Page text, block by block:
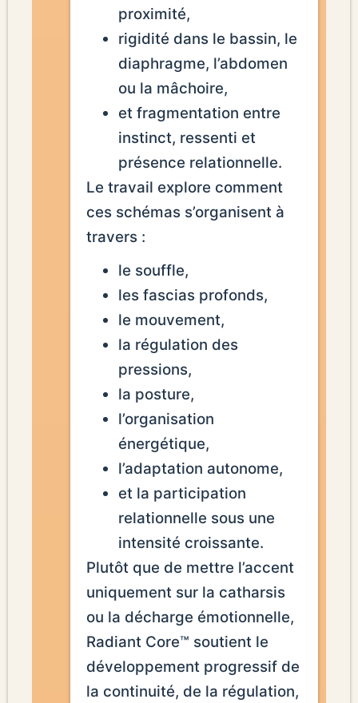
proximité,
rigidité dans le bassin, le
diaphragme, l’abdomen
ou la mâchoire,
et fragmentation entre
instinct, ressenti et
présence relationnelle.
Le travail explore comment
ces schémas s’organisent à
travers :
le souffle,
les fascias profonds,
le mouvement,
la régulation des
pressions,
la posture,
l’organisation
énergétique,
l’adaptation autonome,
et la participation
relationnelle sous une
intensité croissante.
Plutôt que de mettre l’accent
uniquement sur la catharsis
ou la décharge émotionnelle,
Radiant Core™ soutient le
développement progressif de
la continuité, de la régulation,